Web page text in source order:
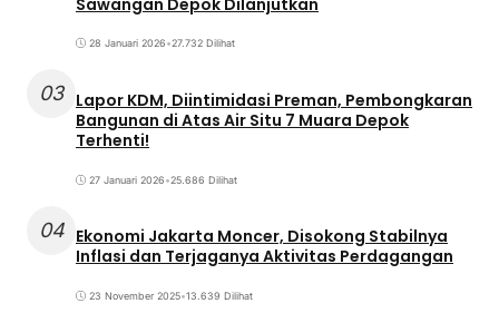
28 Januari 2026•27.732 Dilihat
03 Lapor KDM, Diintimidasi Preman, Pembongkaran
Bangunan di Atas Air Situ 7 Muara Depok
Terhenti!
27 Januari 2026•25.686 Dilihat
04 Ekonomi Jakarta Moncer, Disokong Stabilnya
Inflasi dan Terjaganya Aktivitas Perdagangan
23 November 2025•13.639 Dilihat